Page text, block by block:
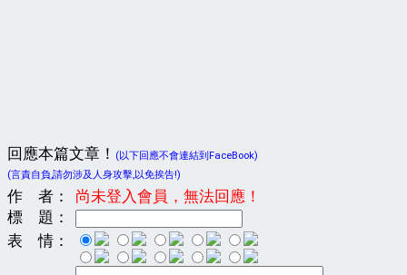
回應本篇文章！
(以下回應不會連結到FaceBook)
(言責自負,請勿涉及人身攻擊,以免挨告!)
作 者：
尚未登入會員，無法回應！
標 題：
表 情：